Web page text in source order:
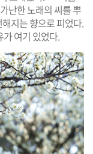
난한 노래의 씨를 뿌
지는 향으로 피었다.
여기 있었다.